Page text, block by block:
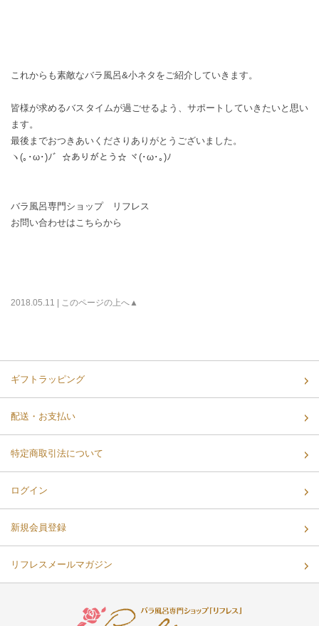
これからも素敵なバラ風呂&小ネタをご紹介していきます。
皆様が求めるバスタイムが過ごせるよう、サポートしていきたいと思い
ます。
最後までおつきあいくださりありがとうございました。
ヽ(｡･ω･)ﾉ゛☆ありがとう☆ ヾ(･ω･｡)ﾉ
バラ風呂専門ショップ リフレス
お問い合わせはこちらから
2018.05.11 | このページの上へ▲
ギフトラッピング
配送・お支払い
特定商取引法について
ログイン
新規会員登録
リフレスメールマガジン